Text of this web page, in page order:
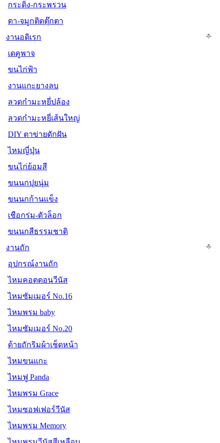
กระดิ่ง-กระพรวน
ตา-จมูกติดตุ๊กตา
งานอดิเรก
เดคูพาจ
ขนไก่ฟ้า
งานแกะยางลบ
ลวดกำมะหยี่ปล้อง
ลวดกำมะหยี่เส้นใหญ่
DIY ตาข่ายดักฝัน
ไหมญี่ปุ่น
ขนไก่ย้อมสี
ขนนกปุยนุ่ม
ขนนกก้านแข็ง
เชือกร่ม-ตัวล็อก
ขนนกสีธรรมชาติ
งานถัก
อุปกรณ์งานถัก
ไหมคอตตอนวีนัส
ไหมซัมเมอร์ No.16
ไหมพรม baby
ไหมซัมเมอร์ No.20
ด้ายถักริมผ้าเช็ดหน้า
ไหมขนแกะ
ไหมฟู Panda
ไหมพรม Grace
ไหมซอฟเฟอร์วีนัส
ไหมพรม Memory